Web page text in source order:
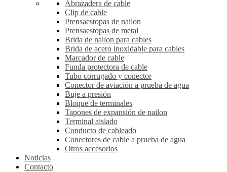
Abrazadera de cable
Clip de cable
Prensaestopas de nailon
Prensaestopas de metal
Brida de nailon para cables
Brida de acero inoxidable para cables
Marcador de cable
Funda protectora de cable
Tubo corrugado y conector
Conector de aviación a prueba de agua
Buje a presión
Bloque de terminales
Tapones de expansión de nailon
Terminal aislado
Conducto de cableado
Conectores de cable a prueba de agua
Otros accesorios
Noticias
Contacto